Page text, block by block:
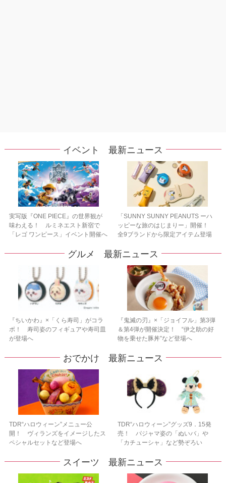
イベント 最新ニュース
実写版『ONE PIECE』の世界観が
味わえる！ ルミネエスト新宿で
「レゴ ワンピース」イベント開催へ
「SUNNY SUNNY PEANUTS ーハ
ッピーな旅のはじまりー」開催！
全9ブランドから限定アイテム登場
グルメ 最新ニュース
『ちいかわ』×「くら寿司」がコラ
ボ！ 寿司姿のフィギュアや寿司皿
が登場へ
『鬼滅の刃』×「ジョイフル」第3弾
＆第4弾が開催決定！ “伊之助の好
物を乗せた豚丼”など登場へ
おでかけ 最新ニュース
TDR“ハロウィーン”メニュー公
開！ ヴィランズをイメージしたス
ペシャルセットなど登場へ
TDR“ハロウィーン”グッズ9．15発
売！ パジャマ姿の「ぬいバ」や
「カチューシャ」など勢ぞろい
スイーツ 最新ニュース